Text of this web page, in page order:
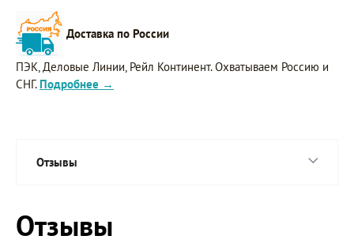
Доставка по России
ПЭК, Деловые Линии, Рейл Континент. Охватываем Россию и
СНГ. Подробнее →
Отзывы
Отзывы